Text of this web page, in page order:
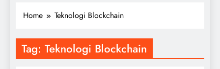
Home Teknologi Blockchain
Tag: Teknologi Blockchain